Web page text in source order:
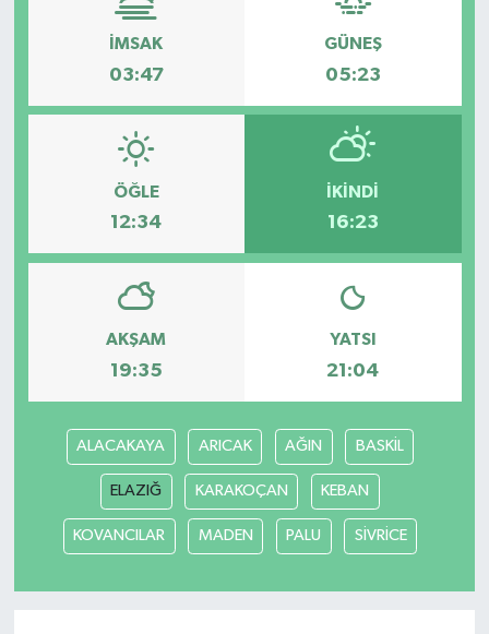
İMSAK
03:47
GÜNEŞ
05:23
ÖĞLE
12:34
İKINDI
16:23
AKŞAM
19:35
YATSI
21:04
ALACAKAYA ARICAK AĞIN BASKİL
ELAZIĞ KARAKOÇAN KEBAN
KOVANCILAR MADEN PALU SİVRİCE